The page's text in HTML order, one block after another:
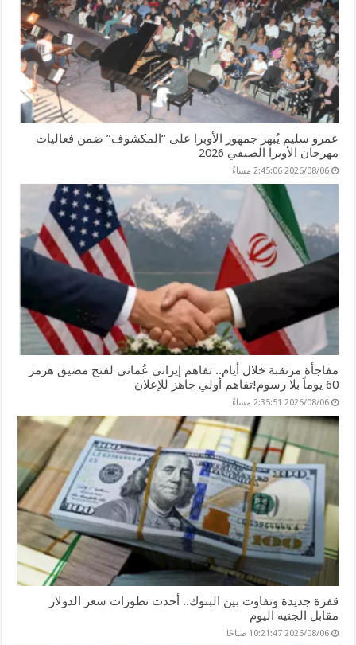
عمرو سليم يُبهر جمهور الأوبرا على “المكشوف” ضمن فعاليات
مهرجان الأوبرا الصيفي 2026
2026/08/06 2:45:06 مساءً
مفاجأة مرتقبة خلال أيام.. تفاهم إيراني عُماني لفتح مضيق هرمز
60 يوماً بلا رسوم!تفاهم أولي جاهز للإعلان
2026/08/06 2:35:51 مساءً
قفزة جديدة وتفاوت بين البنوك.. أحدث تطورات سعر الدولار
مقابل الجنيه اليوم
2026/08/06 10:21:47 صباحًا